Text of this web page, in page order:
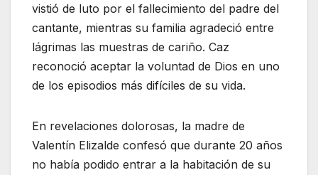
vistió de luto por el fallecimiento del padre del
cantante, mientras su familia agradeció entre
lágrimas las muestras de cariño. Caz
reconoció aceptar la voluntad de Dios en uno
de los episodios más difíciles de su vida.
En revelaciones dolorosas, la madre de
Valentín Elizalde confesó que durante 20 años
no había podido entrar a la habitación de su